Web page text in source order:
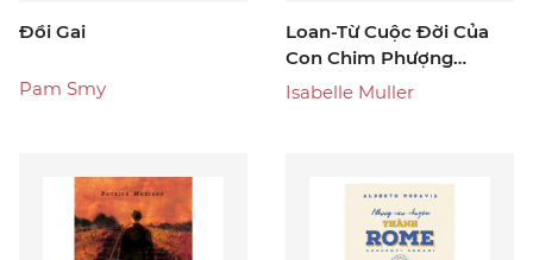
Đồi Gai
Pam Smy
Loan-Từ Cuộc Đời Của
Con Chim Phượng
Hoàng
Isabelle Muller